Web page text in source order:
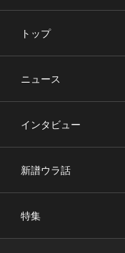
トップ
ニュース
インタビュー
新譜ウラ話
特集